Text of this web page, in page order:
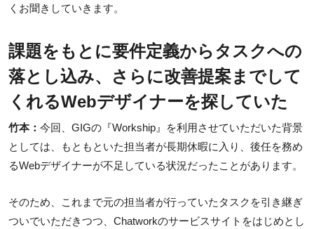
くお聞きしていきます。
課題をもとに要件定義からタスクへの
落とし込み、さらに改善提案までして
くれるWebデザイナーを探していた
竹本： 今回、GIGの『Workship』を利用させていただいた背景
としては、もともといた担当者が長期休暇に入り、後任を務め
るWebデザイナーが不足している状況だったことがあります。
そのため、これまで元の担当者が行っていたタスクを引き継ぎ
ついでいただきつつ、Chatworkのサービスサイトをはじめとし